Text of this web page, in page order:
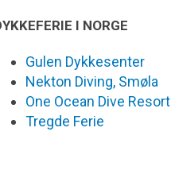
I NORGE
Gulen Dykkesenter
Nekton Diving, Smøla
One Ocean Dive Resort
Tregde Ferie